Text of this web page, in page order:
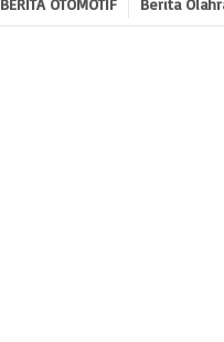
BERITA OTOMOTIF Berita